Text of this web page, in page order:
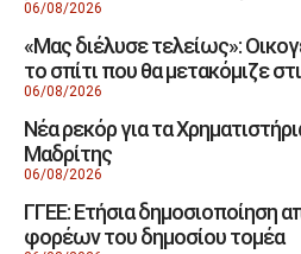
06/08/2026
«Μας διέλυσε τελείως»:
το σπίτι που θα μετακόμιζε
06/08/2026
Νέα ρεκόρ για τα
Μαδρίτης
06/08/2026
ΓΓΕΕ: Eτήσια δημοσιοποίηση
φορέων του δημοσίου τομέα